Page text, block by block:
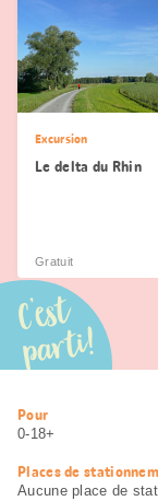
Excursion
Le delta du Rhin
Gratuit
C’est
parti!
Informations
utiles
Pour
0-18+
Places de
Aucune place de